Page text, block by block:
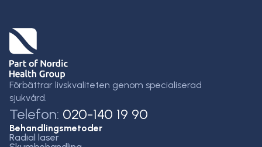
Förbättrar livskvaliteten genom specialiserad
sjukvård.
Telefon: 020-140 19 90
Behandlingsmetoder
Radial laser